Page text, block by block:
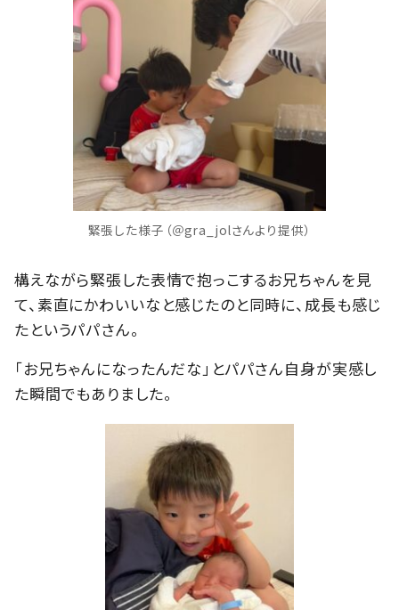
緊張した様子（＠gra_jolさんより提供）
構えながら緊張した表情で抱っこするお兄ちゃんを見
て、素直にかわいいなと感じたのと同時に、成長も感じ
たというパパさん。
「お兄ちゃんになったんだな」とパパさん自身が実感し
た瞬間でもありました。